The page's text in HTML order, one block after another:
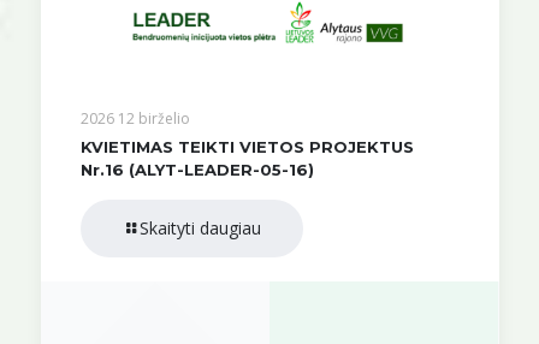
2026 12 birželio
KVIETIMAS TEIKTI VIETOS PROJEKTUS
Nr.16 (ALYT-LEADER-05-16)
Skaityti daugiau